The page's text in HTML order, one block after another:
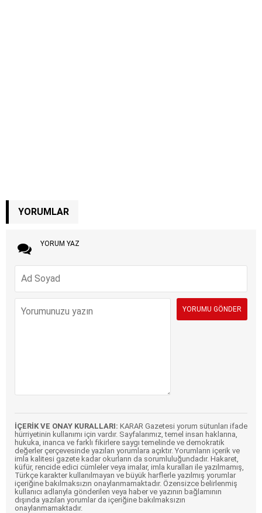
YORUMLAR
YORUM YAZ
İÇERİK VE ONAY KURALLARI: KARAR Gazetesi yorum sütunları ifade
hürriyetinin kullanımı için vardır. Sayfalarımız, temel insan haklarına,
hukuka, inanca ve farklı fikirlere saygı temelinde ve demokratik
değerler çerçevesinde yazılan yorumlara açıktır. Yorumların içerik ve
imla kalitesi gazete kadar okurların da sorumluluğundadır. Hakaret,
küfür, rencide edici cümleler veya imalar, imla kuralları ile yazılmamış,
Türkçe karakter kullanılmayan ve büyük harflerle yazılmış yorumlar
içeriğine bakılmaksızın onaylanmamaktadır. Özensizce belirlenmiş
kullanıcı adlarıyla gönderilen veya haber ve yazının bağlamının
dışında yazılan yorumlar da içeriğine bakılmaksızın
onaylanmamaktadır.